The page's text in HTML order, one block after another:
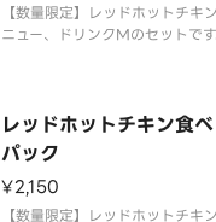
【数量限定】レッドホットチキ
ニュー、ドリンクMのセットで
ございます。
レッドホットチキン食
パック
¥2,150
【数量限定】レッドホットチキ